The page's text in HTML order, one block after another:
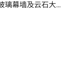
璃幕墙及云石大
兼顾效率与景观。